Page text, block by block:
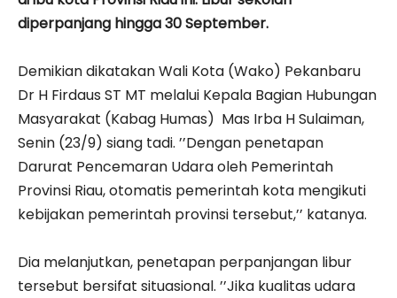
diperpanjang hingga 30 September.
Demikian dikatakan Wali Kota (Wako) Pekanbaru
Dr H Firdaus ST MT melalui Kepala Bagian Hubungan
Masyarakat (Kabag Humas) Mas Irba H Sulaiman,
Senin (23/9) siang tadi. ’’Dengan penetapan
Darurat Pencemaran Udara oleh Pemerintah
Provinsi Riau, otomatis pemerintah kota mengikuti
kebijakan pemerintah provinsi tersebut,’’ katanya.
Dia melanjutkan, penetapan perpanjangan libur
tersebut bersifat situasional. ’’Jika kualitas udara